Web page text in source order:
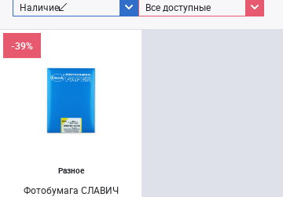
Наличие Все доступные
Разное
Фотобумага СЛАВИЧ
-39%